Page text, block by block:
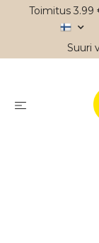
Toimitus
Suuri